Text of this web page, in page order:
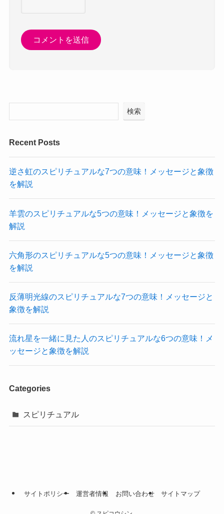
検索
Recent Posts
逆さ虹のスピリチュアルな7つの意味！メッセージと象徴
を解説
羊雲のスピリチュアルな5つの意味！メッセージと象徴を
解説
六角形のスピリチュアルな5つの意味！メッセージと象徴
を解説
反薄明光線のスピリチュアルな7つの意味！メッセージと
象徴を解説
流れ星を一緒に見た人のスピリチュアルな6つの意味！メ
ッセージと象徴を解説
Categories
スピリチュアル
サイトポリシー 運営者情報 お問い合わせ サイトマップ